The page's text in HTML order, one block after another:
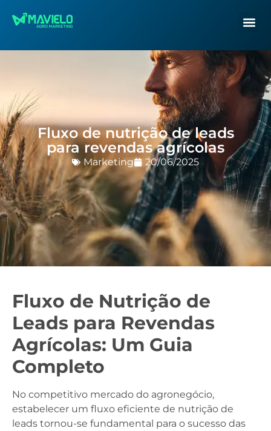
Fluxo de nutrição de leads
para revendas agrícolas
Marketing 20/06/2025
Fluxo de Nutrição de
Leads para Revendas
Agrícolas: Um Guia
Completo
No competitivo mercado do agronegócio,
estabelecer um fluxo eficiente de nutrição de
leads tornou-se fundamental para o sucesso das